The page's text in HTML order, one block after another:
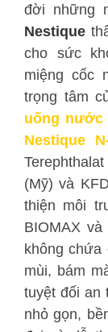
đời những
Nestique
cho sức
miệng cốc
trọng tâm
uống nước
Nestique
(Mỹ) và
thiện môi
BIOMAX
không chứa
mùi, bám
tuyệt đối an
nhỏ gọn,